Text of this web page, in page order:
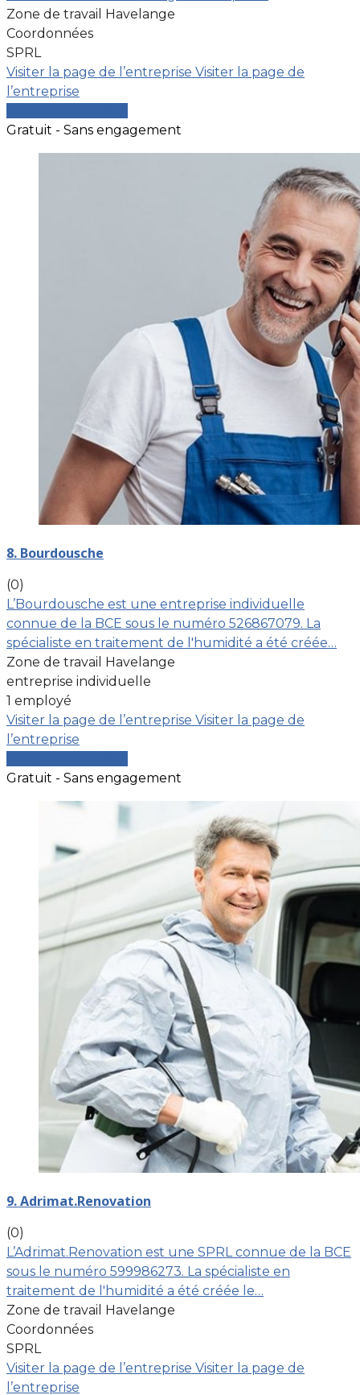
Zone de travail Havelange
Coordonnées
SPRL
Visiter la page de l’entreprise Visiter la page de
l’entreprise
Gratuit - Sans engagement
8. Bourdousche
(0)
L’Bourdousche est une entreprise individuelle
connue de la BCE sous le numéro 526867079. La
spécialiste en traitement de l'humidité a été créée…
Zone de travail Havelange
entreprise individuelle
1 employé
Visiter la page de l’entreprise Visiter la page de
l’entreprise
Gratuit - Sans engagement
9. Adrimat.Renovation
(0)
L’Adrimat.Renovation est une SPRL connue de la BCE
sous le numéro 599986273. La spécialiste en
traitement de l'humidité a été créée le…
Zone de travail Havelange
Coordonnées
SPRL
Visiter la page de l’entreprise Visiter la page de
l’entreprise